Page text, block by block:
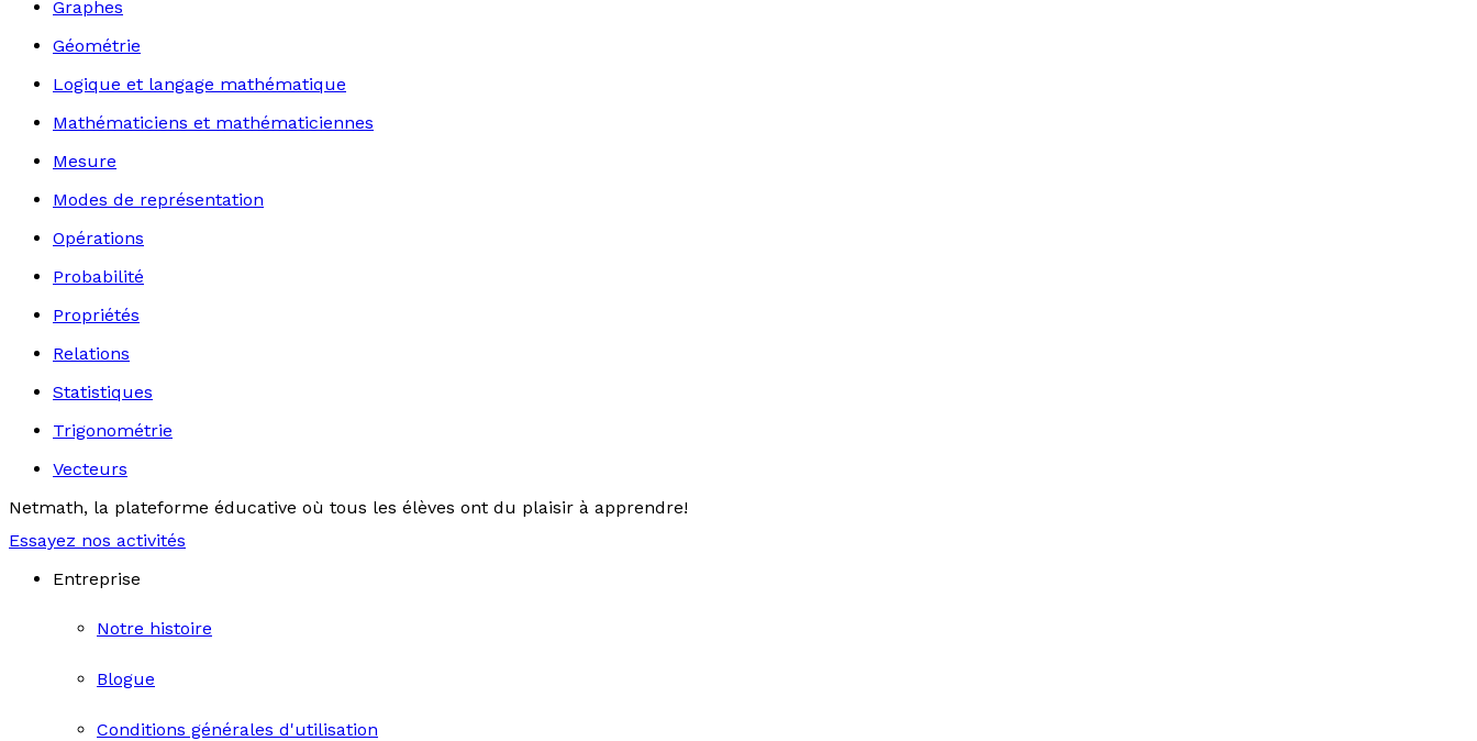
Graphes
Géométrie
Logique et langage mathématique
Mathématiciens et mathématiciennes
Mesure
Modes de représentation
Opérations
Probabilité
Propriétés
Relations
Statistiques
Trigonométrie
Vecteurs
Netmath, la plateforme éducative où tous les élèves ont du plaisir à apprendre!
Essayez nos activités
Entreprise
Notre histoire
Blogue
Conditions générales d'utilisation